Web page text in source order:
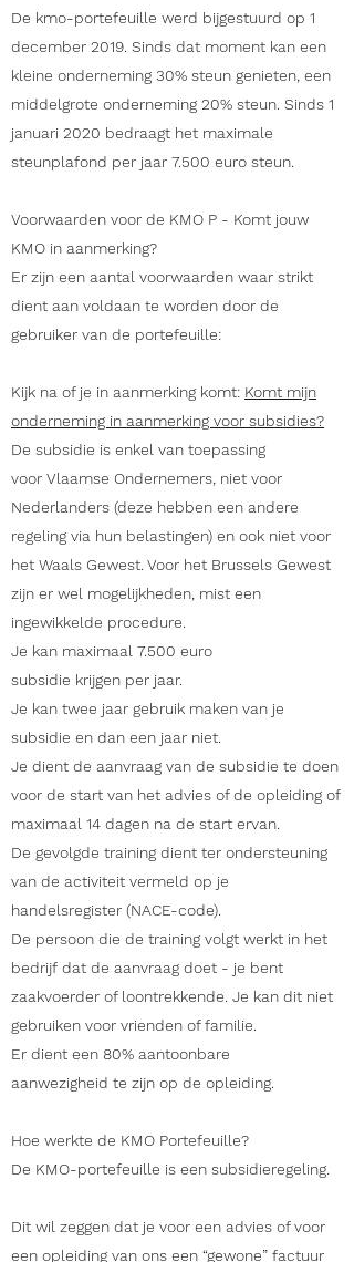
De kmo-portefeuille werd bijgestuurd op 1
december 2019. Sinds dat moment kan een
kleine onderneming 30% steun genieten, een
middelgrote onderneming 20% steun. Sinds 1
januari 2020 bedraagt het maximale
steunplafond per jaar 7.500 euro steun.
Voorwaarden voor de KMO P​ - Komt jouw
KMO in aanmerking?
Er zijn een aantal voorwaarden waar strikt
dient aan voldaan te worden door de
gebruiker van de portefeuille:
Kijk na of je in aanmerking komt: Komt mijn
onderneming in aanmerking voor subsidies?
De subsidie is enkel van toepassing
voor Vlaamse Ondernemers, niet voor
Nederlanders (deze hebben een andere
regeling via hun belastingen) en ook niet voor
het Waals Gewest. Voor het Brussels Gewest
zijn er wel mogelijkheden, mist een
ingewikkelde procedure.
Je kan maximaal 7.500 euro
subsidie krijgen per jaar.
Je kan twee jaar gebruik maken van je
subsidie en dan een jaar niet.
Je dient de aanvraag van de subsidie te doen
voor de start van het advies of de opleiding of
maximaal 14 dagen na de start ervan.
De gevolgde training dient ter ondersteuning
van de activiteit vermeld op je
handelsregister (NACE-code).
De persoon die de training volgt werkt in het
bedrijf dat de aanvraag doet - je bent
zaakvoerder of loontrekkende. Je kan dit niet
gebruiken voor vrienden of familie.
Er dient een 80% aantoonbare
aanwezigheid te zijn op de opleiding.
Hoe werkte de KMO Portefeuille?
De KMO-portefeuille is een subsidieregeling.
Dit wil zeggen dat je voor een advies of voor
een opleiding van ons een “gewone” factuur